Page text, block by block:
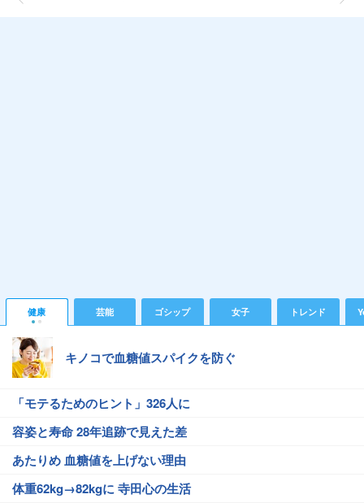
健康 芸能 ゴシップ 女子 トレンド
キノコで血糖値スパイクを防ぐ
「モテるためのヒント」326人に
容姿と寿命 28年追跡で見えた差
あたりめ 血糖値を上げない理由
体重62kg→82kgに 寺田心の生活